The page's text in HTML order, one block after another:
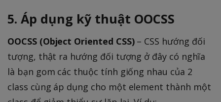
5. Áp dụng kỹ thuật OOCSS
OOCSS (Object Oriented CSS)– CSS hướng đối
tượng, thật ra hướng đối tượng ở đây có nghĩa
là bạn gom các thuộc tính giống nhau của 2
class cùng áp dụng cho một element thành một